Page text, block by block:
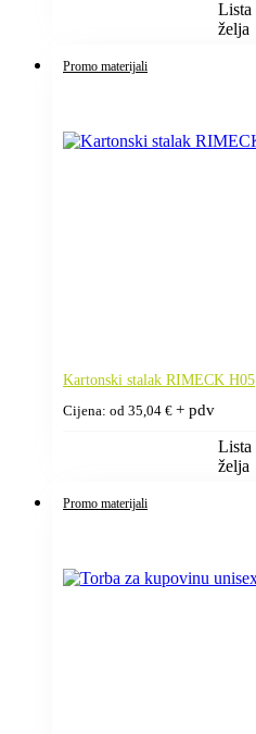
Lista
želja
Promo materijali
Kartonski stalak RIMECK H05
Cijena: od 35,04 € + pdv
Lista
želja
Promo materijali